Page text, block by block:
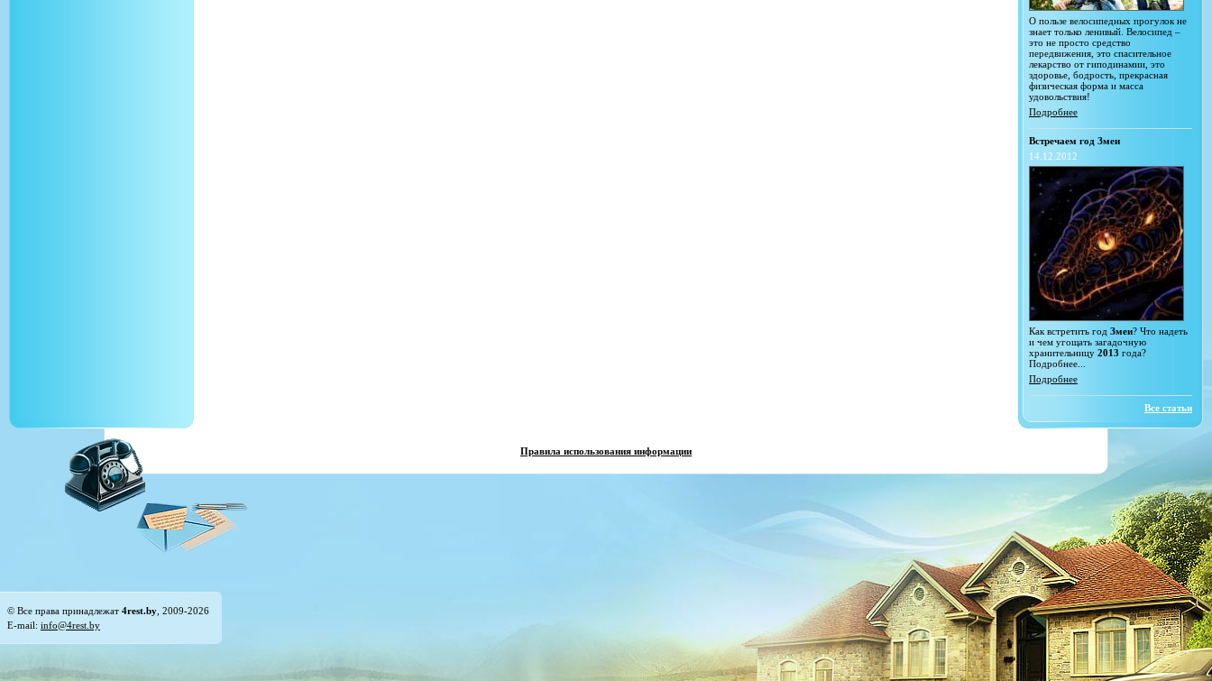
О пользе велосипедных прогулок не
знает только ленивый. Велосипед –
это не просто средство
передвижения, это спасительное
лекарство от гиподинамии, это
здоровье, бодрость, прекрасная
физическая форма и масса
удовольствия!
Подробнее
Встречаем год Змеи
14.12.2012
Как встретить год Змеи? Что надеть
и чем угощать загадочную
хранительницу 2013 года?
Подробнее...
Подробнее
Все статьи
Правила использования информации
© Все права принадлежат 4rest.by , 2009-2026
E-mail: info@4rest.by